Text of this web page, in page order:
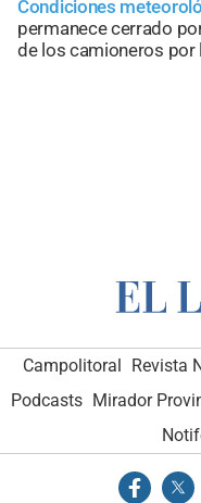
Condiciones
permanece cerrado
de los camioneros por
Campolitoral Revista
Podcasts Mirador